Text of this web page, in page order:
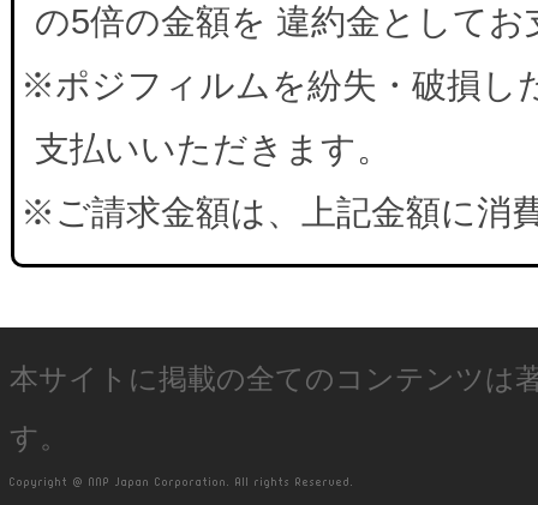
の5倍の金額を 違約金として
※ポジフィルムを紛失・破損し
支払いいただきます。
※ご請求金額は、上記金額に消
本サイトに掲載の全てのコンテンツは
す。